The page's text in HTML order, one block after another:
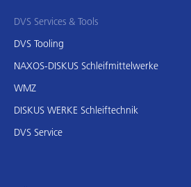
DVS Services & Tools
DVS Tooling
NAXOS-DISKUS Schleifmittelwerke
WMZ
DISKUS WERKE Schleiftechnik
DVS Service